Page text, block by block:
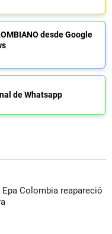
desde Google
de Whatsapp
Epa Colombia reapareció